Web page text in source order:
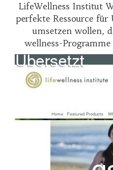
LifeWellness Institut
perfekte Ressource
umsetzen wollen,
wellness-